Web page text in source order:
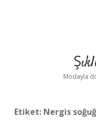
Modayla
Etiket: Nergis